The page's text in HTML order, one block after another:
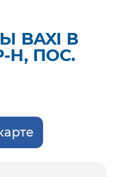
BAXI В
Н, ПОС.